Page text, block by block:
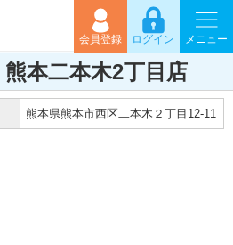
会員登録 ログイン メニュー
本二本木2丁目店
熊本県熊本市西区二本木２丁目12-11